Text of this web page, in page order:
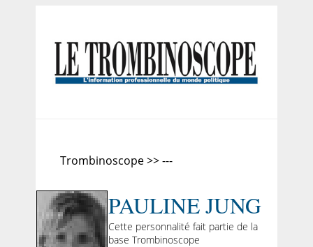
Trombinoscope >> ---
PAULINE JUNG
Cette personnalité fait partie de la
base Trombinoscope